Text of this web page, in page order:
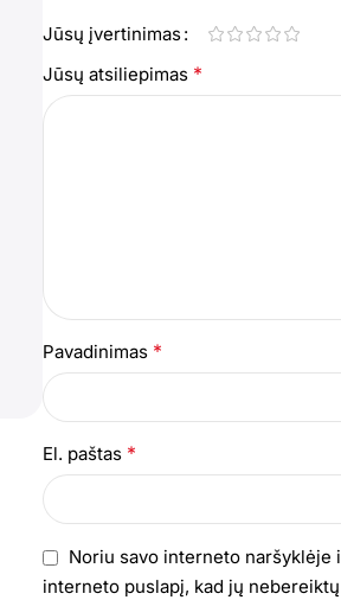
Jūsų įvertinimas
Jūsų atsiliepimas *
Pavadinimas *
El. paštas *
Noriu savo interneto naršyklėje
interneto puslapį, kad jų